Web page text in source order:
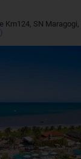
Km124, SN Maragogi,
)